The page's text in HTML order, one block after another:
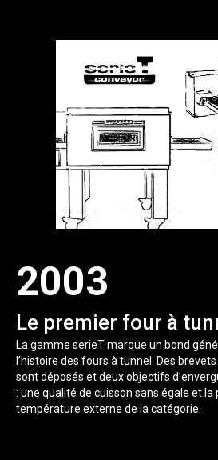
2003
Le premier four à
La gamme serieT marque un bond
l’histoire des fours à tunnel. Des
sont déposés et deux objectifs
: une qualité de cuisson sans égale et la
température externe de la catégorie.